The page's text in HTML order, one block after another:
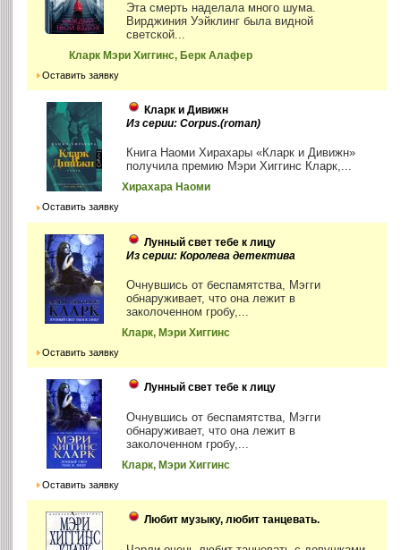
Эта смерть наделала много шума.
Вирджиния Уэйклинг была видной
светской...
Кларк Мэри Хиггинс, Берк Алафер
Оставить заявку
Кларк и Дивижн
Из серии: Corpus.(roman)
Книга Наоми Хирахары «Кларк и Дивижн»
получила премию Мэри Хиггинс Кларк,...
Хирахара Наоми
Оставить заявку
Лунный свет тебе к лицу
Из серии: Королева детектива
Очнувшись от беспамятства, Мэгги
обнаруживает, что она лежит в
заколоченном гробу,...
Кларк, Мэри Хиггинс
Оставить заявку
Лунный свет тебе к лицу
Очнувшись от беспамятства, Мэгги
обнаруживает, что она лежит в
заколоченном гробу,...
Кларк, Мэри Хиггинс
Оставить заявку
Любит музыку, любит танцевать.